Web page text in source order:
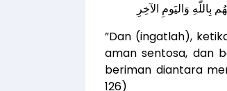
وَاليَومِ الآخِرِ
”Dan (ingatlah),
aman sentosa, dan
beriman diantara
126)